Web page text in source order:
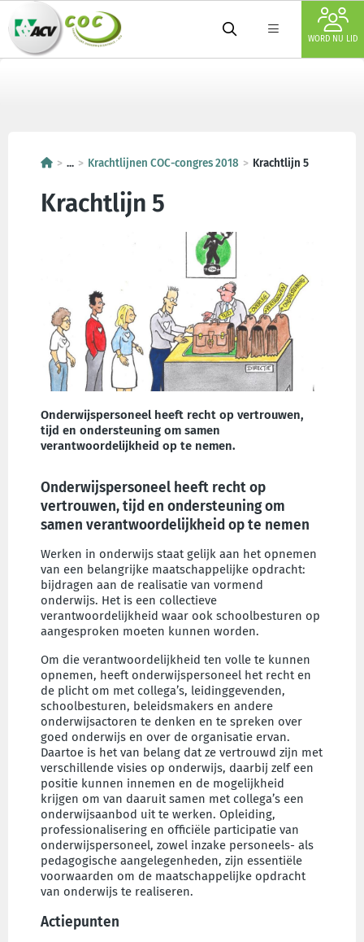
WORD NU LID
... Krachtlijnen COC-congres 2018 Krachtlijn 5
Krachtlijn 5
Onderwijspersoneel heeft recht op vertrouwen,
tijd en ondersteuning om samen
verantwoordelijkheid op te nemen.
Onderwijspersoneel heeft recht op
vertrouwen, tijd en ondersteuning om
samen verantwoordelijkheid op te nemen
Werken in onderwijs staat gelijk aan het opnemen
van een belangrijke maatschappelijke opdracht:
bijdragen aan de realisatie van vormend
onderwijs. Het is een collectieve
verantwoordelijkheid waar ook schoolbesturen op
aangesproken moeten kunnen worden.
Om die verantwoordelijkheid ten volle te kunnen
opnemen, heeft onderwijspersoneel het recht en
de plicht om met collega’s, leidinggevenden,
schoolbesturen, beleidsmakers en andere
onderwijsactoren te denken en te spreken over
goed onderwijs en over de organisatie ervan.
Daartoe is het van belang dat ze vertrouwd zijn met
verschillende visies op onderwijs, daarbij zelf een
positie kunnen innemen en de mogelijkheid
krijgen om van daaruit samen met collega’s een
onderwijsaanbod uit te werken. Opleiding,
professionalisering en officiële participatie van
onderwijspersoneel, zowel inzake personeels- als
pedagogische aangelegenheden, zijn essentiële
voorwaarden om de maatschappelijke opdracht
van onderwijs te realiseren.
Actiepunten